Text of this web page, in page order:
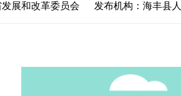
展和改革委员会 发布机构：海丰县